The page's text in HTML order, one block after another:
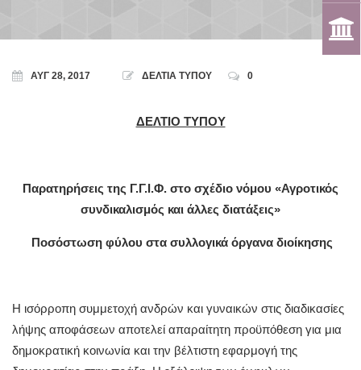
ΑΥΓ 28, 2017 ΔΕΛΤΙΑ ΤΥΠΟΥ 0
ΔΕΛΤΙΟ ΤΥΠΟΥ
Παρατηρήσεις της Γ.Γ.Ι.Φ. στο σχέδιο νόμου «Αγροτικός
συνδικαλισμός και άλλες διατάξεις»
Ποσόστωση φύλου στα συλλογικά όργανα διοίκησης
Η ισόρροπη συμμετοχή ανδρών και γυναικών στις διαδικασίες
λήψης αποφάσεων αποτελεί απαραίτητη προϋπόθεση για μια
δημοκρατική κοινωνία και την βέλτιστη εφαρμογή της